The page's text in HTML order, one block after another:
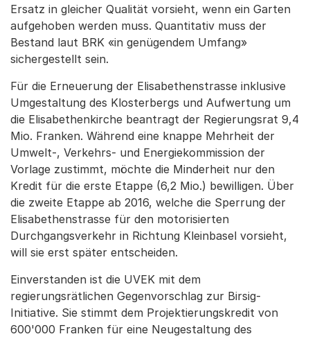
Ersatz in gleicher Qualität vorsieht, wenn ein Garten
aufgehoben werden muss. Quantitativ muss der
Bestand laut BRK «in genügendem Umfang»
sichergestellt sein.
Für die Erneuerung der Elisabethenstrasse inklusive
Umgestaltung des Klosterbergs und Aufwertung um
die Elisabethenkirche beantragt der Regierungsrat 9,4
Mio. Franken. Während eine knappe Mehrheit der
Umwelt-, Verkehrs- und Energiekommission der
Vorlage zustimmt, möchte die Minderheit nur den
Kredit für die erste Etappe (6,2 Mio.) bewilligen. Über
die zweite Etappe ab 2016, welche die Sperrung der
Elisabethenstrasse für den motorisierten
Durchgangsverkehr in Richtung Kleinbasel vorsieht,
will sie erst später entscheiden.
Einverstanden ist die UVEK mit dem
regierungsrätlichen Gegenvorschlag zur Birsig-
Initiative. Sie stimmt dem Projektierungskredit von
600'000 Franken für eine Neugestaltung des